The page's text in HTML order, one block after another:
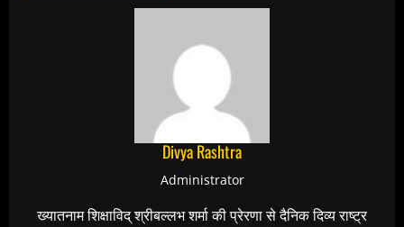
Divya Rashtra
Administrator
ख्यातनाम शिक्षाविद् श्रीबल्लभ शर्मा की प्रेरणा से दैनिक दिव्य राष्ट्र